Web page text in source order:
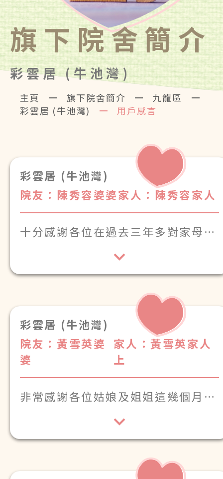
旗下院舍簡介
彩雲居 (牛池灣)
主頁 旗下院舍簡介
九龍區
彩雲居 (牛池灣)
用戶感言
彩雲居 (牛池灣)
院友：陳秀容婆婆家人：陳秀容家人
十分感謝各位在過去三年多對家母細
彩雲居 (牛池灣)
院友：黃雪英婆
婆
家人：黃雪英家人
上
非常感謝各位姑娘及姐姐這幾個月來
對嫲嫲的悉心照顧